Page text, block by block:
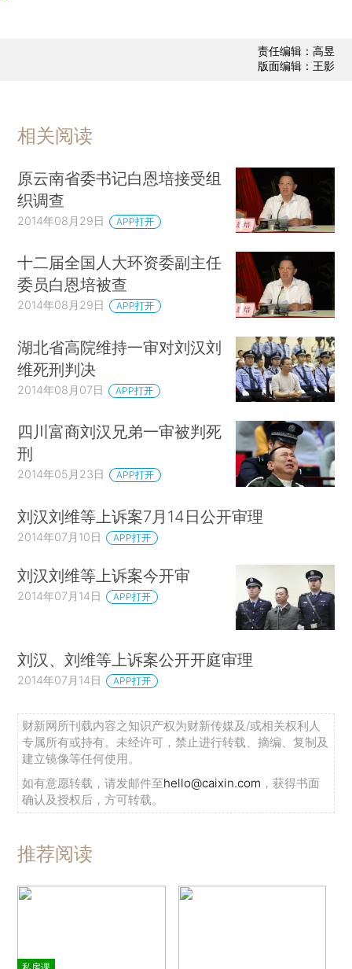
责任编辑：高昱
版面编辑：王影
相关阅读
原云南省委书记白恩培接受组
织调查
2014年08月29日 APP打开
十二届全国人大环资委副主任
委员白恩培被查
2014年08月29日 APP打开
湖北省高院维持一审对刘汉刘
维死刑判决
2014年08月07日 APP打开
四川富商刘汉兄弟一审被判死
刑
2014年05月23日 APP打开
刘汉刘维等上诉案7月14日公开审理
2014年07月10日 APP打开
刘汉刘维等上诉案今开审
2014年07月14日 APP打开
刘汉、刘维等上诉案公开开庭审理
2014年07月14日 APP打开
财新网所刊载内容之知识产权为财新传媒及/或相关权利人
专属所有或持有。未经许可，禁止进行转载、摘编、复制及
建立镜像等任何使用。
如有意愿转载，请发邮件至hello@caixin.com ，获得书面
确认及授权后，方可转载。
推荐阅读